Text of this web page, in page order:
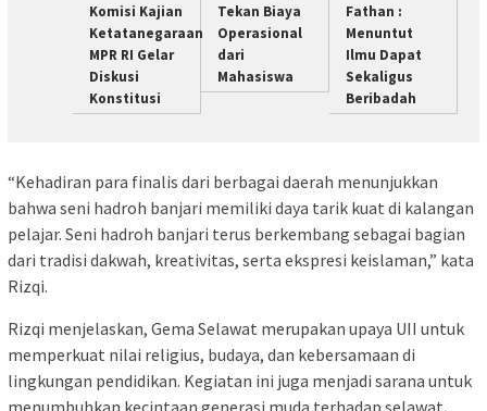
Komisi Kajian
Ketatanegaraan
MPR RI Gelar
Diskusi
Konstitusi
Tekan Biaya
Operasional
dari
Mahasiswa
Fathan :
Menuntut
Ilmu Dapat
Sekaligus
Beribadah
“Kehadiran para finalis dari berbagai daerah menunjukkan
bahwa seni hadroh banjari memiliki daya tarik kuat di kalangan
pelajar. Seni hadroh banjari terus berkembang sebagai bagian
dari tradisi dakwah, kreativitas, serta ekspresi keislaman,” kata
Rizqi.
Rizqi menjelaskan, Gema Selawat merupakan upaya UII untuk
memperkuat nilai religius, budaya, dan kebersamaan di
lingkungan pendidikan. Kegiatan ini juga menjadi sarana untuk